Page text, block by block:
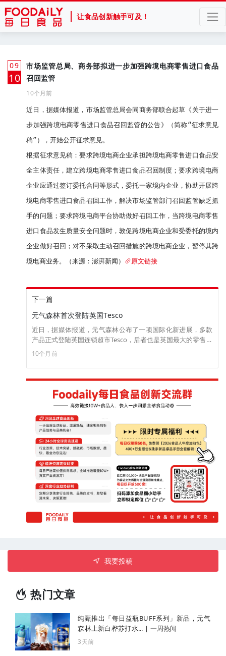
让食品创新触手可及！
09
月
10
市场监管总局、商务部拟进一步加强跨境电商零售进口食品
召回监管
10个月前
近日，据媒体报道，市场监管总局会同商务部联合起草《关于进一
步加强跨境电商零售进口食品召回监管的公告》（简称“征求意见
稿”），开始公开征求意见。
根据征求意见稿：要求跨境电商企业承担跨境电商零售进口食品安
全主体责任，建立跨境电商零售进口食品召回制度；要求跨境电商
企业应通过签订委托合同等形式，委托一家境内企业，协助开展跨
境电商零售进口食品召回工作，解决市场监管部门召回监管缺乏抓
手的问题；要求跨境电商平台协助做好召回工作，当跨境电商零售
进口食品发生质量安全问题时，敦促跨境电商企业和受委托的境内
企业做好召回；对不采取主动召回措施的跨境电商企业，暂停其跨
境电商业务。（来源：澎湃新闻）
原文链接
下一篇
元气森林首次登陆英国Tesco
近日，据媒体报道，元气森林公布了一项国际化新进展，多款
产品正式登陆英国连锁超市Tesco，后者也是英国最大的零售品
牌。这是元气森林首次进入英国主流零售渠道，标志着其全球
化战略取得重要突破。至此，元气森林已成功进入全球40多个
国家和地区。 据了解，元气森林首批上线的产品为白桃味和荔
枝味两款经典口味气泡水，铺货将近400家门店，覆盖英国主要
市场。（来源：金融界）
10个月前
我要投稿
热门文章
纯甄推出「每日益瓶BUFF系列」新品，元气
森林上新白桦苏打水... | 一周热闻
3天前